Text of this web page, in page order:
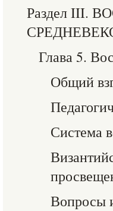
Раздел III.
Глава 5.
Общий
Система
Вопросы